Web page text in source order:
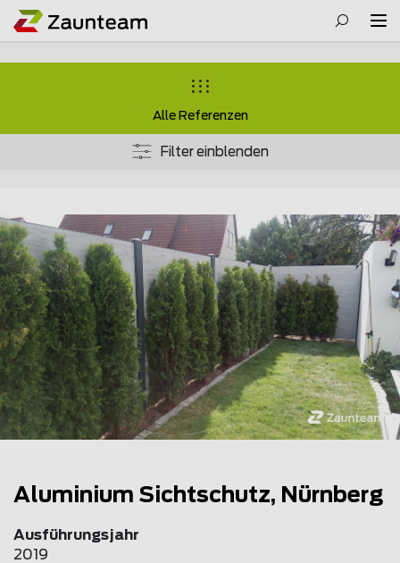
Alle Referenzen
Filter einblenden
Aluminium Sichtschutz, Nürnberg
Ausführungsjahr
2019